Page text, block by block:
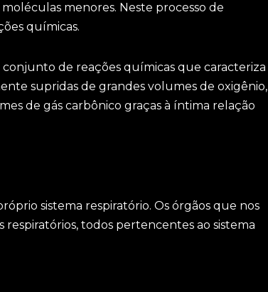
menores. Neste processo de
químicas.
de reações químicas que caracteriza
supridas de grandes volumes de oxigênio,
de gás carbônico graças à íntima relação
sistema respiratório. Os órgãos que nos
todos pertencentes ao sistema